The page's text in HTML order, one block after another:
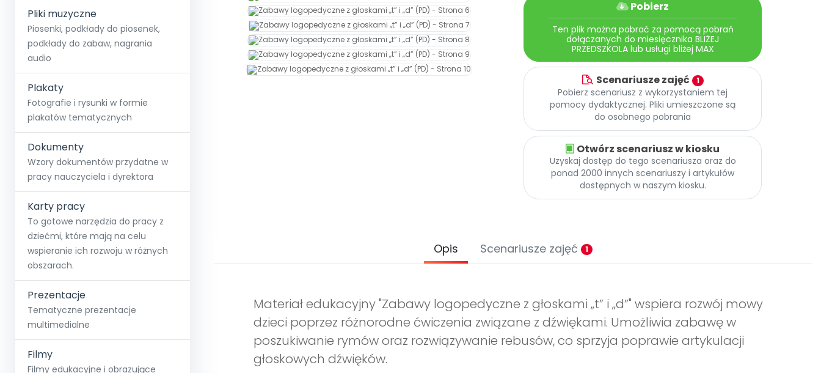
Pliki muzyczne
Piosenki, podkłady do piosenek,
podkłady do zabaw, nagrania
audio
Plakaty
Fotografie i rysunki w formie
plakatów tematycznych
Dokumenty
Wzory dokumentów przydatne w
pracy nauczyciela i dyrektora
Karty pracy
To gotowe narzędzia do pracy z
dziećmi, które mają na celu
wspieranie ich rozwoju w różnych
obszarach.
Prezentacje
Tematyczne prezentacje
multimedialne
Filmy
Filmy edukacyjne i obrazujące
Pobierz
Ten plik można pobrać za pomocą pobrań
dołączanych do miesięcznika BLIŻEJ
PRZEDSZKOLA lub usługi bliżej MAX
Scenariusze zajęć 1
Pobierz scenariusz z wykorzystaniem tej
pomocy dydaktycznej. Pliki umieszczone są
do osobnego pobrania
Otwórz scenariusz w kiosku
Uzyskaj dostęp do tego scenariusza oraz do
ponad 2000 innych scenariuszy i artykułów
dostępnych w naszym kiosku.
Opis Scenariusze zajęć 1
Materiał edukacyjny "Zabawy logopedyczne z głoskami „t” i „d”" wspiera rozwój mowy
dzieci poprzez różnorodne ćwiczenia związane z dźwiękami. Umożliwia zabawę w
poszukiwanie rymów oraz rozwiązywanie rebusów, co sprzyja poprawie artykulacji
głoskowych dźwięków.